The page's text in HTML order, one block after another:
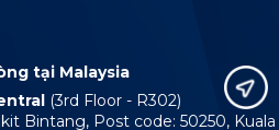
tại Malaysia
(3rd Floor - R302)
Bintang, Post code: 50250, Kuala